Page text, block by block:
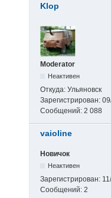
Klop
Moderator
Неактивен
Откуда: Ульяновск
Зарегистрирован:
Сообщений: 2 088
vaioline
Новичок
Неактивен
Зарегистрирован:
Сообщений: 2